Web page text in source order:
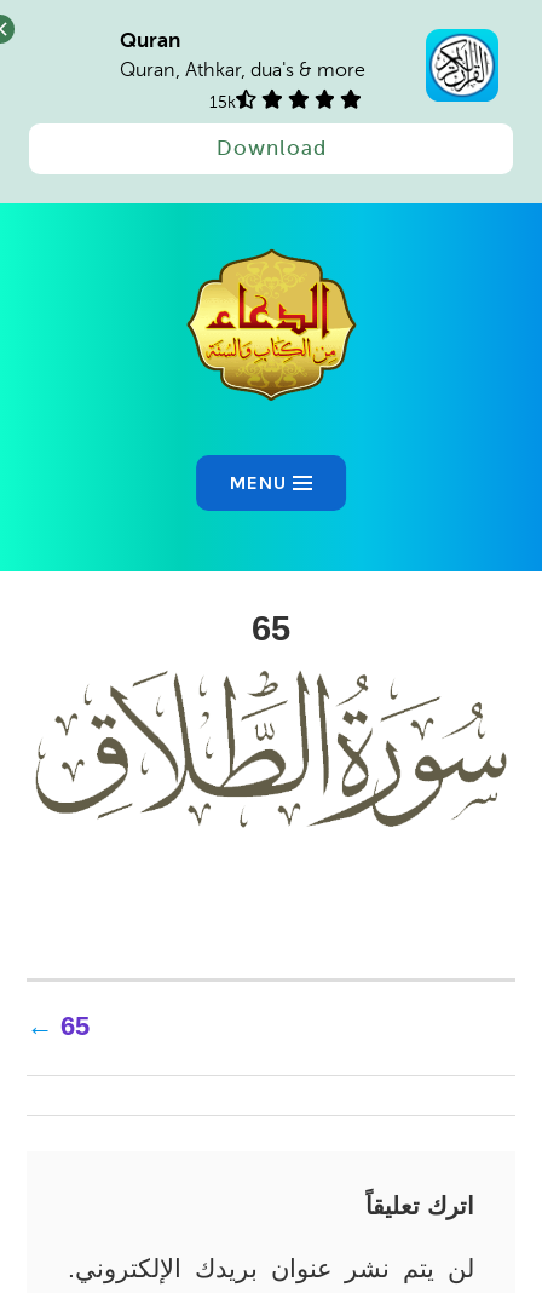
Quran
Quran, Athkar, dua's & more
15k
Download
MENU
65
المقالات
65
اترك تعليقاً
لن يتم نشر عنوان بريدك الإلكتروني.